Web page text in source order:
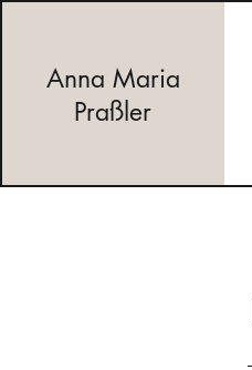
Anna Maria
Praßler